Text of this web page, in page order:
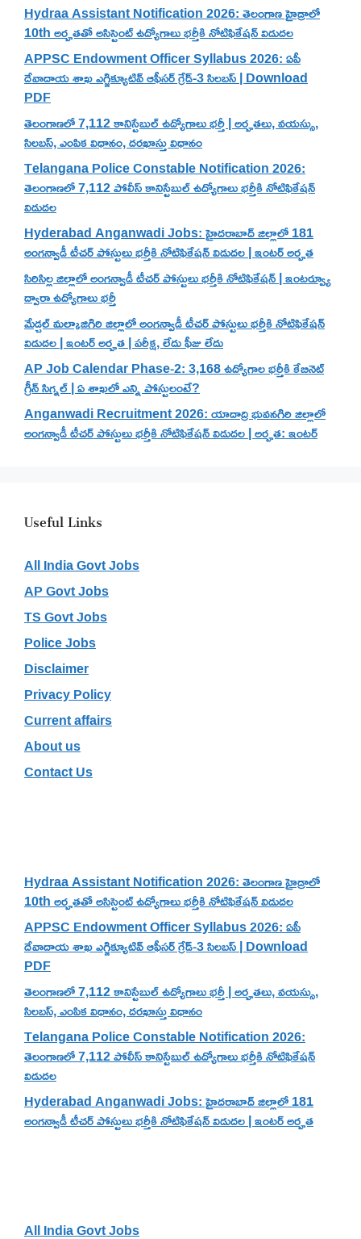
Hydraa Assistant Notification 2026: తెలంగాణ హైడ్రాలో
10th అర్హతతో అసిస్టెంట్ ఉద్యోగాలు భర్తీకి నోటిఫికేషన్ విడుదల
APPSC Endowment Officer Syllabus 2026: ఏపీ
దేవాదాయ శాఖ ఎగ్జిక్యూటివ్ ఆఫీసర్ గ్రేడ్-3 సిలబస్ | Download
PDF
తెలంగాణలో 7,112 కానిస్టేబుల్ ఉద్యోగాలు భర్తీ | అర్హతలు, వయస్సు,
సిలబస్, ఎంపిక విధానం, దరఖాస్తు విధానం
Telangana Police Constable Notification 2026:
తెలంగాణలో 7,112 పోలీస్ కానిస్టేబుల్ ఉద్యోగాలు భర్తీకి నోటిఫికేషన్
విడుదల
Hyderabad Anganwadi Jobs: హైదరాబాద్ జిల్లాలో 181
అంగన్వాడీ టీచర్ పోస్టులు భర్తీకి నోటిఫికేషన్ విడుదల | ఇంటర్ అర్హత
సిరిసిల్ల జిల్లాలో అంగన్వాడీ టీచర్ పోస్టులు భర్తీకి నోటిఫికేషన్ | ఇంటర్వ్యూ
ద్వారా ఉద్యోగాలు భర్తీ
మేడ్చల్ మల్కాజిగిరి జిల్లాలో అంగన్వాడీ టీచర్ పోస్టులు భర్తీకి నోటిఫికేషన్
విడుదల | ఇంటర్ అర్హత | పరీక్ష, లేదు ఫీజు లేదు
AP Job Calendar Phase-2: 3,168 ఉద్యోగాల భర్తీకి కేబినెట్
గ్రీన్ సిగ్నల్ | ఏ శాఖలో ఎన్ని పోస్టులంటే?
Anganwadi Recruitment 2026: యాదాద్రి భువనగిరి జిల్లాలో
అంగన్వాడీ టీచర్ పోస్టులు భర్తీకి నోటిఫికేషన్ విడుదల | అర్హత: ఇంటర్
Useful Links
All India Govt Jobs
AP Govt Jobs
TS Govt Jobs
Police Jobs
Disclaimer
Privacy Policy
Current affairs
About us
Contact Us
Hydraa Assistant Notification 2026: తెలంగాణ హైడ్రాలో
10th అర్హతతో అసిస్టెంట్ ఉద్యోగాలు భర్తీకి నోటిఫికేషన్ విడుదల
APPSC Endowment Officer Syllabus 2026: ఏపీ
దేవాదాయ శాఖ ఎగ్జిక్యూటివ్ ఆఫీసర్ గ్రేడ్-3 సిలబస్ | Download
PDF
తెలంగాణలో 7,112 కానిస్టేబుల్ ఉద్యోగాలు భర్తీ | అర్హతలు, వయస్సు,
సిలబస్, ఎంపిక విధానం, దరఖాస్తు విధానం
Telangana Police Constable Notification 2026:
తెలంగాణలో 7,112 పోలీస్ కానిస్టేబుల్ ఉద్యోగాలు భర్తీకి నోటిఫికేషన్
విడుదల
Hyderabad Anganwadi Jobs: హైదరాబాద్ జిల్లాలో 181
అంగన్వాడీ టీచర్ పోస్టులు భర్తీకి నోటిఫికేషన్ విడుదల | ఇంటర్ అర్హత
All India Govt Jobs